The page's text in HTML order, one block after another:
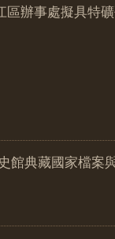
辦事處擬具特
館典藏國家檔案